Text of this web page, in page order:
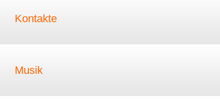
Kontakte
Musik